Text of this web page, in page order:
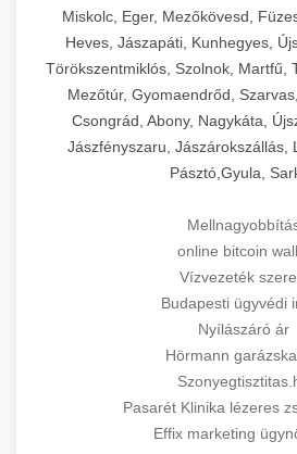
Miskolc, Eger, Mezőkövesd,
Heves, Jászapáti, Kunhegyes,
Törökszentmiklós, Szolnok, Martfű,
Mezőtúr, Gyomaendrőd,
Csongrád, Abony, Nagykáta,
Jászfényszaru, Jászárokszállás,
Pásztó,Gyula,
online bitcoin
Vízvezeték
Budapesti ügyvédi
Nyílászáró ár
Hörmann
Pasarét Klinika lézeres
Effix marketing